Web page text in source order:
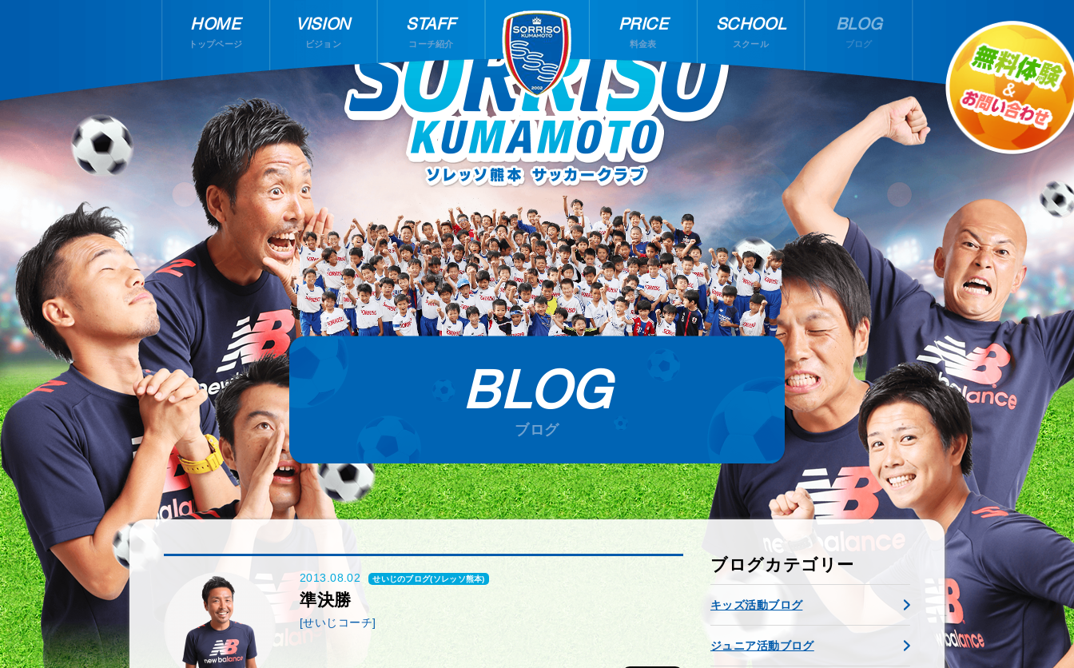
HOME
トップページ
VISION
ビジョン
STAFF
コーチ紹介
PRICE
料金表
SCHOOL
スクール
BLOG
ブログ
BLOG
ブログ
2013.08.02 せいじのブログ(ソレッソ熊本)
準決勝
[せいじコーチ]
ブログカテゴリー
キッズ活動ブログ
ジュニア活動ブログ